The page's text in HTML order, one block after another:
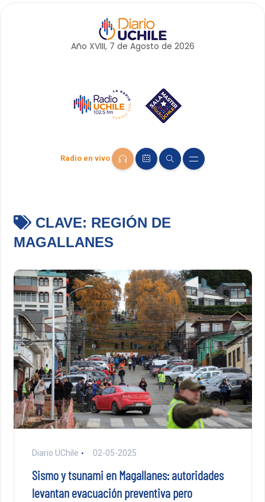
Año XVIII, 7 de Agosto de 2026
Radio en vivo
CLAVE: REGIÓN DE
MAGALLANES
Diario UChile 02-05-2025
Sismo y tsunami en Magallanes: autoridades
levantan evacuación preventiva pero